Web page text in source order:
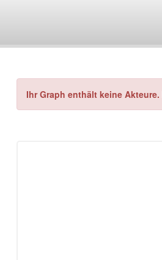
Ihr Graph enthält keine Akteure.